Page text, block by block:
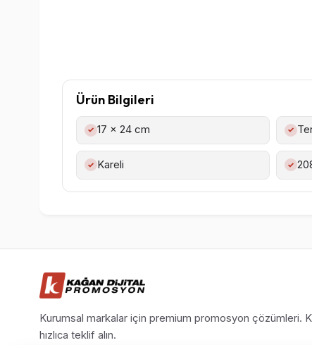
Ürün Bilgileri
✓ 17 x 24 cm ✓
✓ Kareli ✓
Kurumsal markalar için premium promosyon çözümleri.
hızlıca teklif alın.